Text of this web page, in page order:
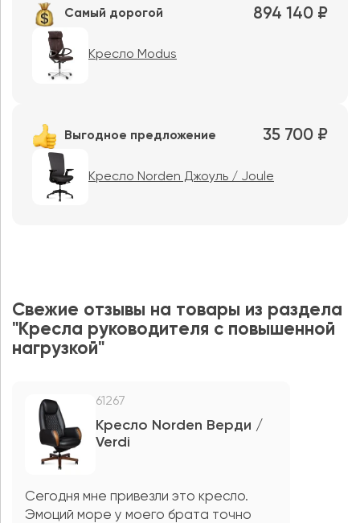
Самый дорогой 894 140 ₽
Кресло Modus
Выгодное предложение 35 700 ₽
Кресло Norden Джоуль / Joule
Свежие отзывы на товары из раздела
"Кресла руководителя с повышенной
нагрузкой"
61267
Кресло Norden Верди /
Verdi
Сегодня мне привезли это кресло.
Эмоций море у моего брата точно